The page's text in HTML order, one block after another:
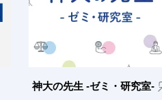
神大の先生 -ゼミ・研究室-